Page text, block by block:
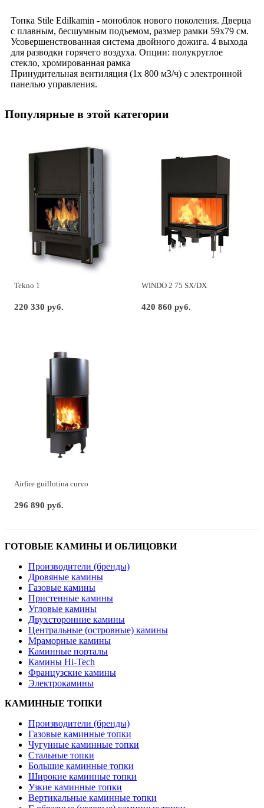
Топка Stile Edilkamin - моноблок нового поколения. Дверца
с плавным, бесшумным подъемом, размер рамки 59х79 см.
Усовершенствованная система двойного дожига. 4 выхода
для разводки горячего воздуха. Опции: полукруглое
стекло, хромированная рамка
Принудительная вентиляция (1х 800 м3/ч) с электронной
панелью управления.
Популярные в этой категории
Tekno 1
220 330 руб.
WINDO 2 75 SX/DX
420 860 руб.
Airfire guillotina curvo
296 890 руб.
ГОТОВЫЕ КАМИНЫ И ОБЛИЦОВКИ
Производители (бренды)
Дровяные камины
Газовые камины
Пристенные камины
Угловые камины
Двухсторонние камины
Центральные (островные) камины
Мраморные камины
Каминные порталы
Камины Hi-Tech
Французские камины
Электрокамины
КАМИННЫЕ ТОПКИ
Производители (бренды)
Газовые каминные топки
Чугунные каминные топки
Стальные топки
Большие каминные топки
Широкие каминные топки
Узкие каминные топки
Вертикальные каминные топки